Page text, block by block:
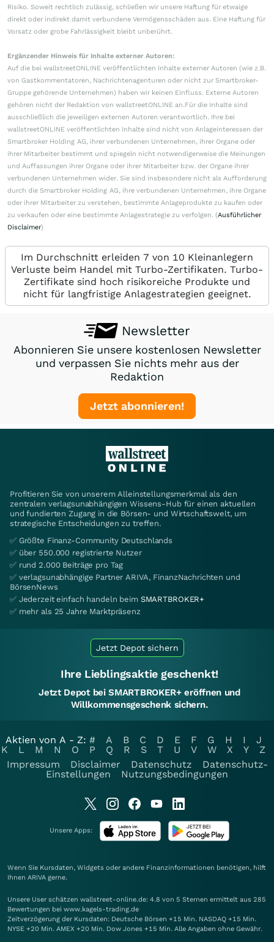
Risiko. Soweit rechtlich zulässig, schließen wir unsere Haftung für etwaige
direkt oder indirekt damit verbundene Vermögensschäden aus. Eine Haftung für
Vorsatz oder grobe Fahrlässigkeit bleibt unberührt.
Ergänzender Hinweis für Inhalte externer Autoren:
Auf die bei wallstreetONLINE veröffentlichten Inhalte externer Autoren (wie z.B.
von Gastkommentatoren, Nachrichtenagenturen oder nicht zur Smartbroker-
Gruppe gehörende Unternehmen) haben wir keinen Einfluss. Externe Autoren
gehören nicht der Redaktion von wallstreetONLINE an.Für die Inhalte sind
ausschließlich die jeweiligen externen Autoren verantwortlich. Ihre bei
wallstreetONLINE veröffentlichten Inhalte sind nicht von Anlageinteressen der
Smartbroker Holding AG, ihrer verbundenen Unternehmen, ihrer Organe oder
ihrer Mitarbeiter bestimmt und spiegeln nicht notwendigerweise die Meinungen
und Auffassungen ihrer Organe oder ihrer Mitarbeiter bzw. der Organe ihrer
verbundenen Unternehmen wider. Sie sind insbesondere nicht als Aufforderung
durch die Smartbroker Holding AG, ihre verbundenen Unternehmen, ihre Organe
oder ihrer Mitarbeiter zu verstehen, bestimmte Anlageprodukte zu kaufen oder
zu verkaufen oder eine bestimmte Anlagestrategie zu verfolgen. (Ausführlicher
Disclaimer)
Im Durchschnitt erleiden 7 von 10 Kleinanlegern
Verluste beim Handel mit Turbo-Zertifikaten. Turbo-
Zertifikate sind hoch risikoreiche Produkte und
nicht für langfristige Anlagestrategien geeignet.
Newsletter
Abonnieren Sie unsere kostenlosen Newsletter
und verpassen Sie nichts mehr aus der
Redaktion
Jetzt abonnieren!
Profitieren Sie von unserem Alleinstellungsmerkmal als den
zentralen verlagsunabhängigen Wissens-Hub für einen aktuellen
und fundierten Zugang in die Börsen- und Wirtschaftswelt, um
strategische Entscheidungen zu treffen.
✅ Größte Finanz-Community Deutschlands
✅ über 550.000 registrierte Nutzer
✅ rund 2.000 Beiträge pro Tag
✅ verlagsunabhängige Partner ARIVA, FinanzNachrichten und
BörsenNews
✅ Jederzeit einfach handeln beim SMARTBROKER+
✅ mehr als 25 Jahre Marktpräsenz
Jetzt Depot sichern
Ihre Lieblingsaktie geschenkt!
Jetzt Depot bei SMARTBROKER+ eröffnen und
Willkommensgeschenk sichern.
Aktien von A - Z: # A B C D E F G H I
J
K
L M N O P Q R S T U V W X Y
Z
Impressum
Disclaimer Datenschutz
Datenschutz-
Einstellungen
Nutzungsbedingungen
Unsere Apps:
Wenn Sie Kursdaten, Widgets oder andere Finanzinformationen benötigen, hilft
Ihnen ARIVA gerne.
Unsere User schätzen wallstreet-online.de: 4.8 von 5 Sternen ermittelt aus 285
Bewertungen bei www.kagels-trading.de
Zeitverzögerung der Kursdaten: Deutsche Börsen +15 Min. NASDAQ +15 Min.
NYSE +20 Min. AMEX +20 Min. Dow Jones +15 Min. Alle Angaben ohne Gewähr.